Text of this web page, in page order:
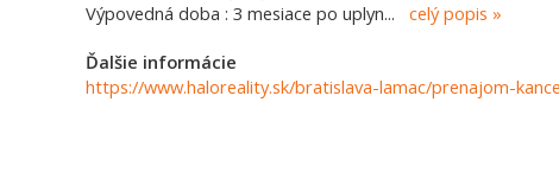
Výpovedná doba : 3 mesiace po uplyn... celý popis
Ďalšie informácie